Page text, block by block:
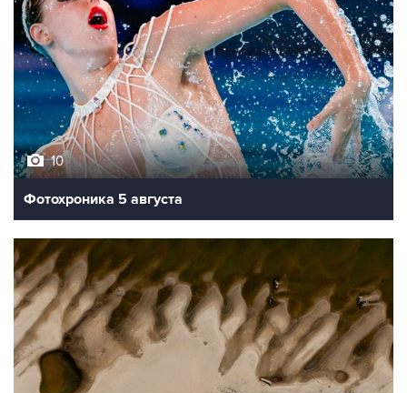
10
Фотохроника 5 августа